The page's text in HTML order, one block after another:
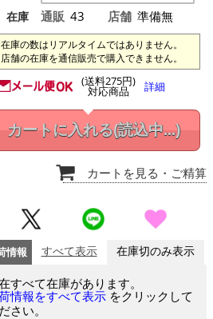
在庫
通販 43 店舗 準備無
在庫の数はリアルタイムではありません。
店舗の在庫を通信販売で購入できません。
(送料275円)
対応商品 詳細
カートに入れる(読込中...)
カートを見る ・ご精算
情報 すべて表示 在庫切のみ表示
すべて在庫があります。
情報をすべて表示 をクリックして
さい。